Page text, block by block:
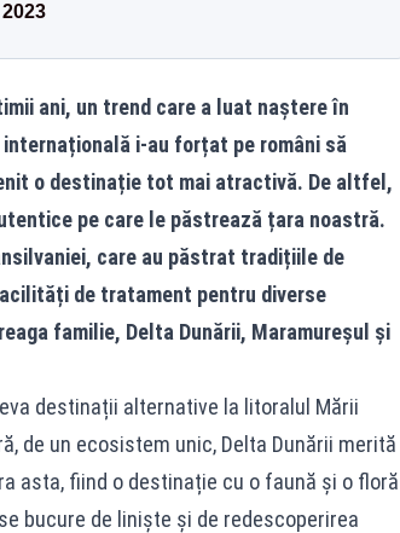
ani, un trend care a luat naștere în
i-au forțat pe români să
o destinație tot mai atractivă. De altfel,
pe care le păstrează țara noastră.
care au păstrat tradițiile de
de tratament pentru diverse
familie, Delta Dunării, Maramureșul și
destinații alternative la litoralul Mării
de un ecosistem unic, Delta Dunării merită
asta, fiind o destinație cu o faună și o floră
bucure de liniște și de redescoperirea